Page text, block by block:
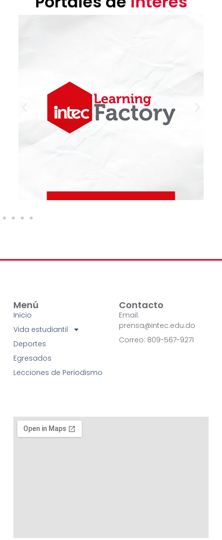
Menú
Inicio
Vida estudiantil
Deportes
Egresados
Lecciones de Periodismo
Contacto
Email:
prensa@intec.edu.do
Correo: 809-567-9271